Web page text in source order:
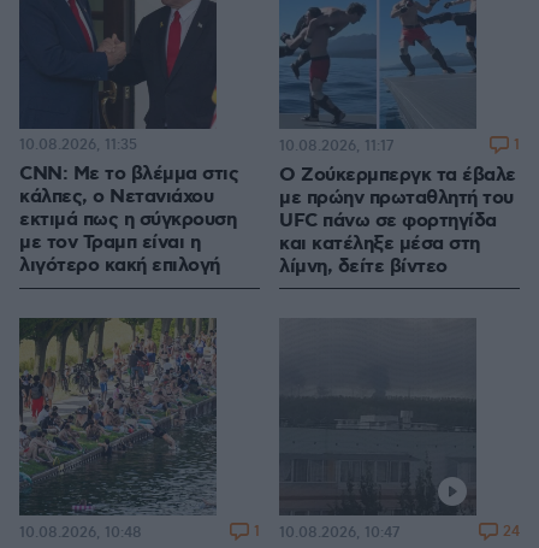
CNN: Με το βλέμμα στις
κάλπες, ο Νετανιάχου
εκτιμά πως η σύγκρουση
με τον Τραμπ είναι η
λιγότερο κακή επιλογή
10.08.2026, 11:35
Ο Ζούκερμπεργκ τα έβαλε
με πρώην πρωταθλητή του
UFC πάνω σε φορτηγίδα
και κατέληξε μέσα στη
λίμνη, δείτε βίντεο
10.08.2026, 11:17 1
10.08.2026, 10:48 1 10.08.2026, 10:47 24